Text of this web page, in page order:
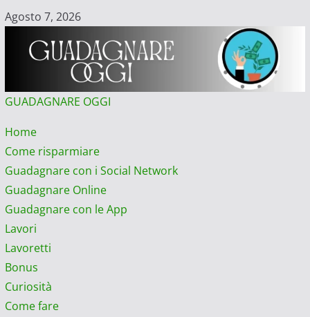
Vai
contenuto
Agosto 7, 2026
GUADAGNARE OGGI
Menu
principale
Home
Come risparmiare
Guadagnare con i Social Network
Guadagnare Online
Guadagnare con le App
Lavori
Lavoretti
Bonus
Curiosità
Come fare